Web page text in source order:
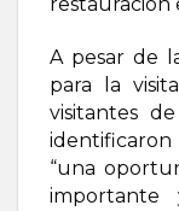
A pesar de
para la
visitantes
“una